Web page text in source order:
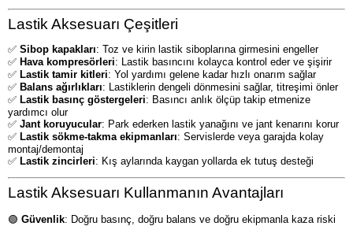
Lastik Aksesuarı Çeşitleri
✅ Sibop kapakları: Toz ve kirin lastik siboplarına girmesini engeller
✅ Hava kompresörleri: Lastik basıncını kolayca kontrol eder ve şişirir
✅ Lastik tamir kitleri: Yol yardımı gelene kadar hızlı onarım sağlar
✅ Balans ağırlıkları: Lastiklerin dengeli dönmesini sağlar, titreşimi önler
✅ Lastik basınç göstergeleri: Basıncı anlık ölçüp takip etmenize
yardımcı olur
✅ Jant koruyucular: Park ederken lastik yanağını ve jant kenarını korur
✅ Lastik sökme-takma ekipmanları: Servislerde veya garajda kolay
montaj/demontaj
✅ Lastik zincirleri: Kış aylarında kaygan yollarda ek tutuş desteği
Lastik Aksesuarı Kullanmanın Avantajları
🟢 Güvenlik: Doğru basınç, doğru balans ve doğru ekipmanla kaza riski